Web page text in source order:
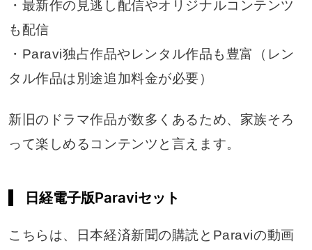
・最新作の見逃し配信やオリジナルコンテンツ
も配信
・Paravi独占作品やレンタル作品も豊富（レン
タル作品は別途追加料金が必要）
新旧のドラマ作品が数多くあるため、家族そろ
って楽しめるコンテンツと言えます。
日経電子版Paraviセット
こちらは、日本経済新聞の購読とParaviの動画